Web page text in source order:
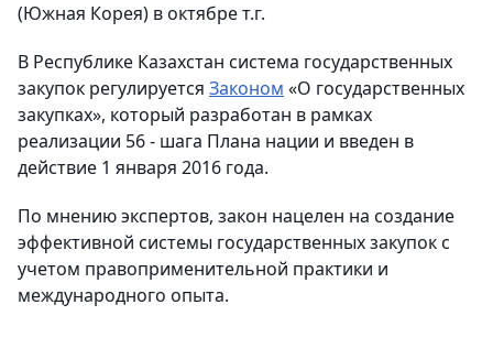
(Южная Корея) в октябре т.г.
В Республике Казахстан система государственных
закупок регулируется Законом «О государственных
закупках», который разработан в рамках
реализации 56 - шага Плана нации и введен в
действие 1 января 2016 года.
По мнению экспертов, закон нацелен на создание
эффективной системы государственных закупок с
учетом правоприменительной практики и
международного опыта.